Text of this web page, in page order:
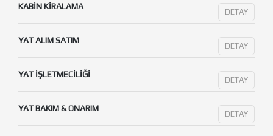
KABIN KIRALAMA
DETAY
YAT ALIM SATIM
DETAY
YAT İŞLETMECILIĞI
DETAY
YAT BAKIM & ONARIM
DETAY